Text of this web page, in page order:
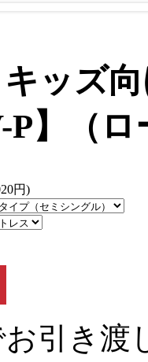
ッズ
P】（
円)
引き渡